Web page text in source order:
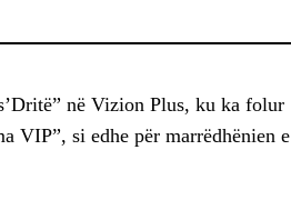
në Vizion Plus, ku ka folur
VIP”, si edhe për marrëdhënien e